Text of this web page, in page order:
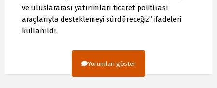
ve uluslararası yatırımları ticaret politikası
araçlarıyla desteklemeyi sürdüreceğiz” ifadeleri
kullanıldı.
Yorumları göster